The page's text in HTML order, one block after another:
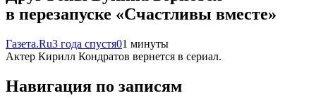
в перезапуске «Счастливы вместе»
Газета.Ru3 года спустя01 минуты
Актер Кирилл Кондратов вернется в сериал.
Навигация по записям